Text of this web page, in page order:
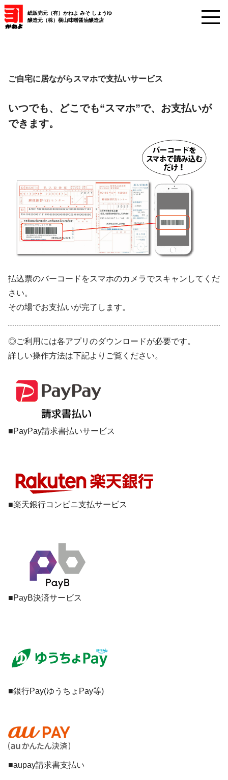
総販売元（有）かねよ みそ しょうゆ
醸造元（株）横山味噌醤油醸造店
ご自宅に居ながらスマホで支払いサービス
いつでも、どこでも“スマホ”で、お支払いが
できます。
払込票のバーコードをスマホのカメラでスキャンしてくだ
さい。
その場でお支払いが完了します。
◎ご利用には各アプリのダウンロードが必要です。
詳しい操作方法は下記よりご覧ください。
■PayPay請求書払いサービス
■楽天銀行コンビニ支払サービス
■PayB決済サービス
■銀行Pay(ゆうちょPay等)
■aupay請求書支払い